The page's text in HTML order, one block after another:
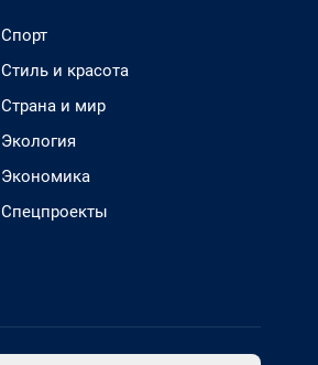
Спорт
Стиль и красота
Страна и мир
Экология
Экономика
Спецпроекты